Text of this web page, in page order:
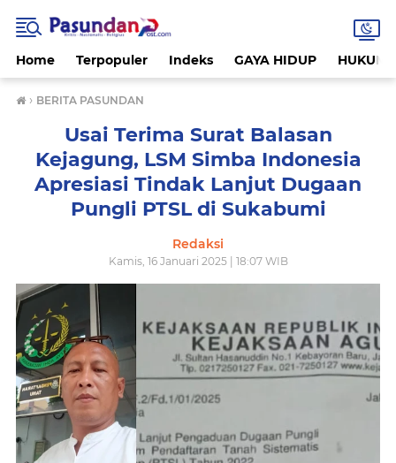
Home Terpopuler Indeks GAYA HIDUP HUKUM
› BERITA PASUNDAN
Usai Terima Surat Balasan
Kejagung, LSM Simba Indonesia
Apresiasi Tindak Lanjut Dugaan
Pungli PTSL di Sukabumi
Redaksi
Kamis, 16 Januari 2025 | 18:07 WIB